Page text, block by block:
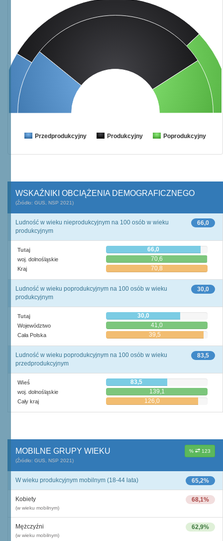
Przedprodukcyjny Produkcyjny Poprodukcyjny
WSKAŹNIKI OBCIĄŻENIA DEMOGRAFICZNEGO
(Źródło: GUS, NSP 2021)
66,0
Ludność w wieku nieprodukcyjnym na 100 osób w wieku
produkcyjnym
Tutaj 66,0
woj. dolnośląskie 70,6
Kraj 70,8
30,0
Ludność w wieku poprodukcyjnym na 100 osób w wieku
produkcyjnym
Tutaj 30,0
Województwo 41,0
Cała Polska 39,5
83,5
Ludność w wieku poprodukcyjnym na 100 osób w wieku
przedprodukcyjnym
Wieś 83,5
woj. dolnośląskie 139,1
Cały kraj 126,0
% 123
MOBILNE GRUPY WIEKU
(Źródło: GUS, NSP 2021)
65,2%
W wieku produkcyjnym mobilnym (18-44 lata)
68,1%
Kobiety
(w wieku mobilnym)
62,9%
Mężczyźni
(w wieku mobilnym)